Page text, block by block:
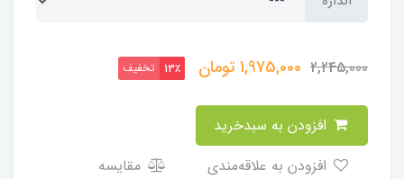
2,245,000
1,975,000تومان 13٪ تخفیف
مقایسه